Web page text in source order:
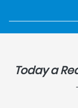
Today a